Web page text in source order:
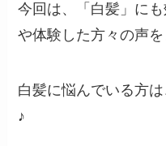
今回は、「白髪」に
や体験した方々の声を
白髪に悩んでいる方
♪